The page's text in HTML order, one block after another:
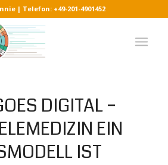
| Telefon: +49-201-4901452
DIGITAL –
EIN
IST